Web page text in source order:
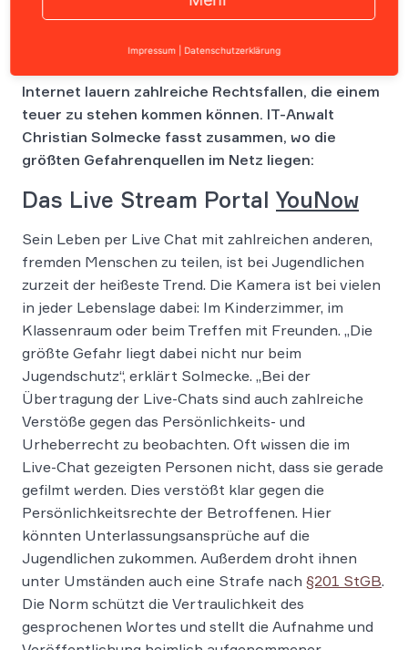
Jeder Internetnutzer sollte für das Thema
Internet lauern zahlreiche Rechtsfallen, die einem
teuer zu stehen kommen können. IT-Anwalt
Christian Solmecke fasst zusammen, wo die
größten Gefahrenquellen im Netz liegen:
Das Live Stream Portal YouNow
Sein Leben per Live Chat mit zahlreichen anderen,
fremden Menschen zu teilen, ist bei Jugendlichen
zurzeit der heißeste Trend. Die Kamera ist bei vielen
in jeder Lebenslage dabei: Im Kinderzimmer, im
Klassenraum oder beim Treffen mit Freunden. „Die
größte Gefahr liegt dabei nicht nur beim
Jugendschutz“, erklärt Solmecke. „Bei der
Übertragung der Live-Chats sind auch zahlreiche
Verstöße gegen das Persönlichkeits- und
Urheberrecht zu beobachten. Oft wissen die im
Live-Chat gezeigten Personen nicht, dass sie gerade
gefilmt werden. Dies verstößt klar gegen die
Persönlichkeitsrechte der Betroffenen. Hier
könnten Unterlassungsansprüche auf die
Jugendlichen zukommen. Außerdem droht ihnen
unter Umständen auch eine Strafe nach §201 StGB.
Die Norm schützt die Vertraulichkeit des
gesprochenen Wortes und stellt die Aufnahme und
Impressum Datenschutzerklärung